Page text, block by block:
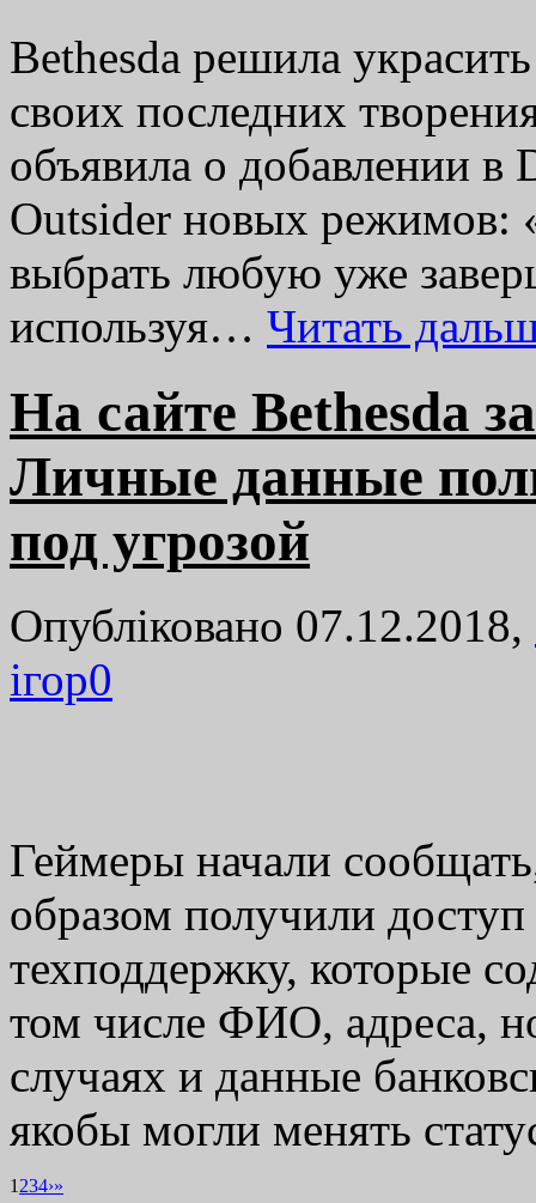
Bethesda решила
своих последних
объявила о добавлении в
Outsider новых режимов:
выбрать любую уже
используя… Читать
На сайте Bethesda
Личные данные
под угрозой
Опубліковано 07.12.2018,
ігор0
Геймеры начали
образом получили
техподдержку, которые
том числе ФИО, адреса,
случаях и данные
якобы могли менять
1 234›»